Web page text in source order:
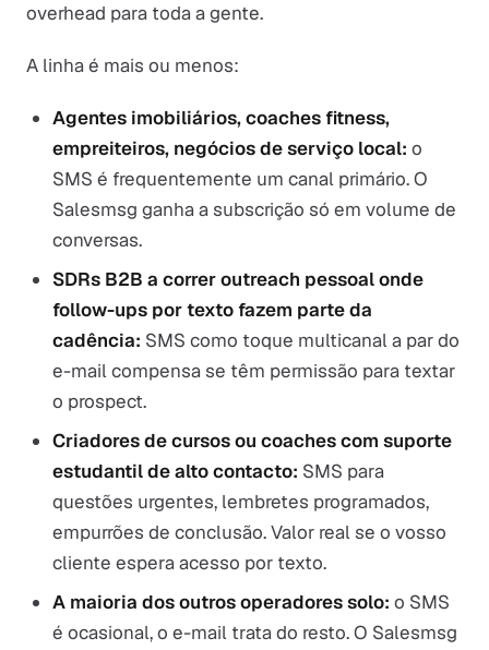
overhead para toda a gente.
A linha é mais ou menos:
Agentes imobiliários, coaches fitness,
empreiteiros, negócios de serviço local: o
SMS é frequentemente um canal primário. O
Salesmsg ganha a subscrição só em volume de
conversas.
SDRs B2B a correr outreach pessoal onde
follow-ups por texto fazem parte da
cadência: SMS como toque multicanal a par do
e-mail compensa se têm permissão para textar
o prospect.
Criadores de cursos ou coaches com suporte
estudantil de alto contacto: SMS para
questões urgentes, lembretes programados,
empurrões de conclusão. Valor real se o vosso
cliente espera acesso por texto.
A maioria dos outros operadores solo: o SMS
é ocasional, o e-mail trata do resto. O Salesmsg